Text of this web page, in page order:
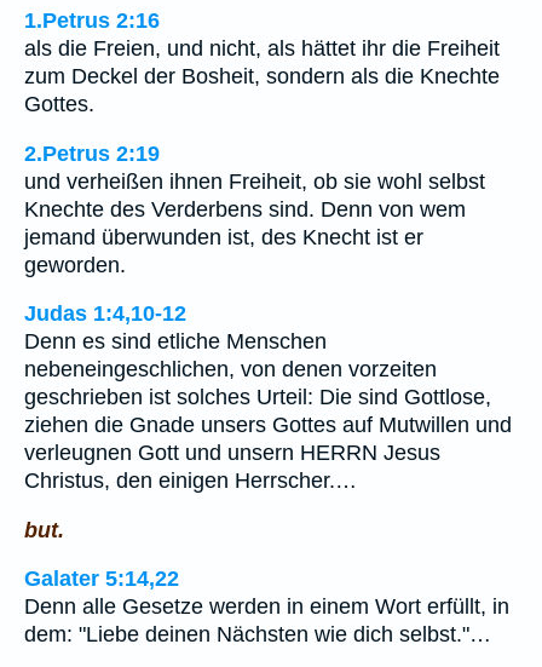
1.Petrus 2:16
als die Freien, und nicht, als hättet ihr die Freiheit
zum Deckel der Bosheit, sondern als die Knechte
Gottes.
2.Petrus 2:19
und verheißen ihnen Freiheit, ob sie wohl selbst
Knechte des Verderbens sind. Denn von wem
jemand überwunden ist, des Knecht ist er
geworden.
Judas 1:4,10-12
Denn es sind etliche Menschen
nebeneingeschlichen, von denen vorzeiten
geschrieben ist solches Urteil: Die sind Gottlose,
ziehen die Gnade unsers Gottes auf Mutwillen und
verleugnen Gott und unsern HERRN Jesus
Christus, den einigen Herrscher.…
but.
Galater 5:14,22
Denn alle Gesetze werden in einem Wort erfüllt, in
dem: "Liebe deinen Nächsten wie dich selbst."…